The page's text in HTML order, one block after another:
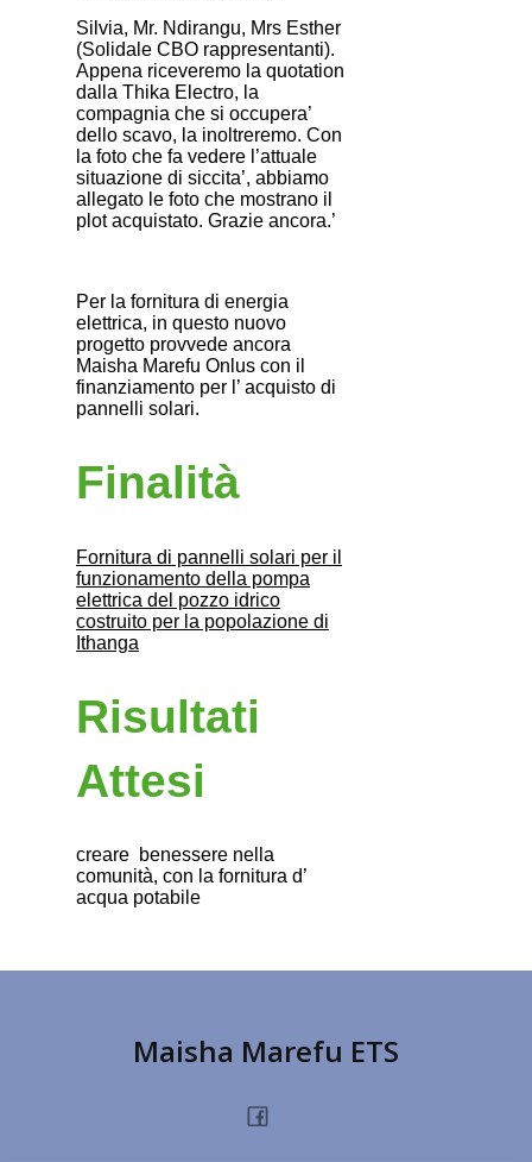
Silvia, Mr. Ndirangu, Mrs Esther
(Solidale CBO rappresentanti).
Appena riceveremo la quotation
dalla Thika Electro, la
compagnia che si occupera’
dello scavo, la inoltreremo. Con
la foto che fa vedere l’attuale
situazione di siccita’, abbiamo
allegato le foto che mostrano il
plot acquistato. Grazie ancora.’
Per la fornitura di energia
elettrica, in questo nuovo
progetto provvede ancora
Maisha Marefu Onlus con il
finanziamento per l’ acquisto di
pannelli solari.
Finalità
Fornitura di pannelli solari per il
funzionamento della pompa
elettrica del pozzo idrico
costruito per la popolazione di
Ithanga
Risultati
Attesi
creare benessere nella
comunità, con la fornitura d’
acqua potabile
Maisha Marefu ETS